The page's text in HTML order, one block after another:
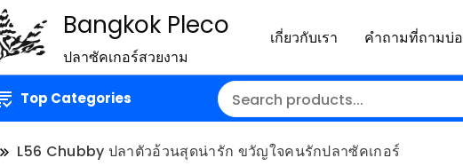
Bangkok Pleco
ปลาซัคเกอร์สวยงาม
เกี่ยวกับเรา คำถามที่ถามบ่
Top Categories
L56 Chubby ปลาตัวอ้วนสุดน่ารัก ขวัญใจคนรักปลาซัคเกอร์